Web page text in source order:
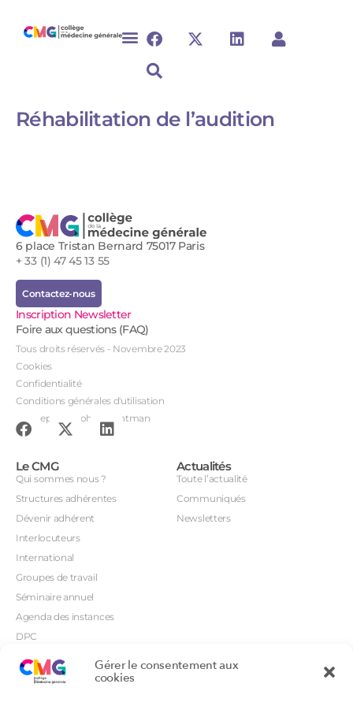
Gérer le consentement aux
cookies
Réhabilitation de l’audition​
6 place Tristan Bernard 75017 Paris
+ 33 (1) 47 45 13 55
Contactez-nous
Inscription Newsletter
Foire aux questions (FAQ)
Tous droits réservés - Novembre 2023
Cookies
Confidentialité
Conditions générales d'utilisation
Conception : John Brightman
Le CMG
Qui sommes nous ?
Structures adhérentes
Dévenir adhérent
Interlocuteurs
International
Groupes de travail
Séminaire annuel
Agenda des instances
DPC
Orientations prioritaires
Actualités
Toute l’actualité
Communiqués
Newsletters